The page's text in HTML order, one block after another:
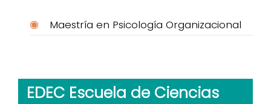
Maestría en Psicología Organizacional
EDEC Escuela de Ciencias